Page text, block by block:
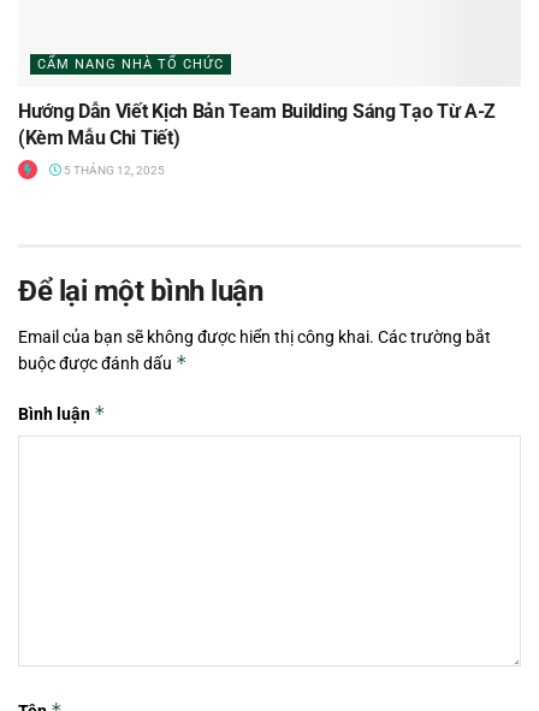
CẨM NANG NHÀ TỔ CHỨC
Hướng Dẫn Viết Kịch Bản Team Building Sáng Tạo Từ A-Z
(Kèm Mẫu Chi Tiết)
5 THÁNG 12, 2025
Để lại một bình luận
Email của bạn sẽ không được hiển thị công khai. Các trường bắt
buộc được đánh dấu *
Bình luận *